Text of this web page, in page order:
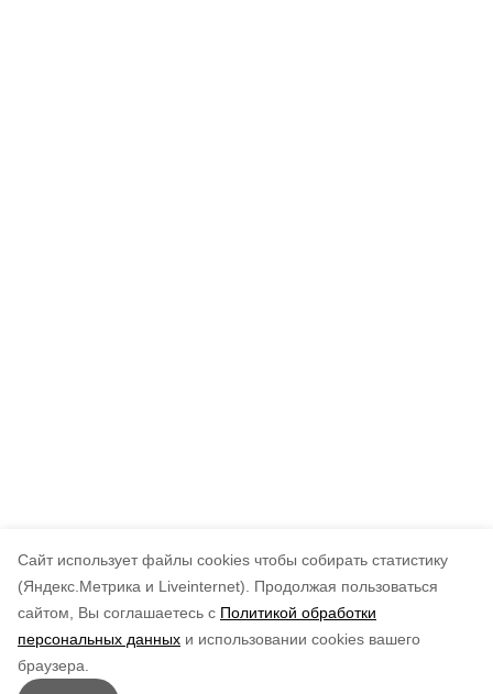
Cайт использует файлы cookies чтобы собирать статистику
(Яндекс.Метрика и Liveinternet).
Продолжая пользоваться
сайтом, Вы соглашаетесь с Политикой обработки
персональных данных и использовании cookies вашего
браузера.